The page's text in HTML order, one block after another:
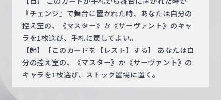
『チェンジ』で舞台に置かれた時、あなたは自分の
控え室の、《マスター》か《サーヴァント》のキャ
ラを1枚選び、手札に戻してよい。
【起】［このカードを【レスト】する］ あなたは自
分の控え室の、《マスター》か《サーヴァント》の
キャラを1枚選び、ストック置場に置く。